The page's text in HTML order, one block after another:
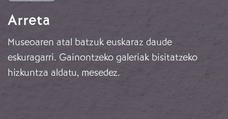
Arreta
Museoaren atal batzuk euskaraz daude
eskuragarri. Gainontzeko galeriak bisitatzeko
hizkuntza aldatu, mesedez.